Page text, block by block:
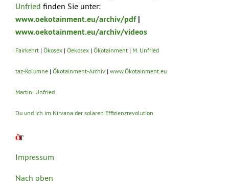
Unfried finden Sie unter:
www.oekotainment.eu/archiv/pdf|
www.oekotainment.eu/archiv/videos
Fairkehrt | Ökosex | Oekosex | Ökotainment | M. Unfried
taz-Kolumne | Ökotainment-Archiv | www.Ökotainment.eu
Martin Unfried
Du und ich im Nirvana der solaren Effizienzrevolution
Impressum
Nach oben